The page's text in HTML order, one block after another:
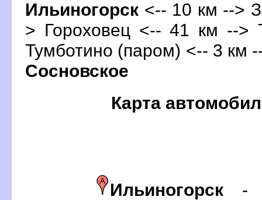
Ильиногорск <-- 10 км -->
> Гороховец <-- 41 км -->
Тумботино (паром) <-- 3 км
Сосновское
Карта
Ильиногорск